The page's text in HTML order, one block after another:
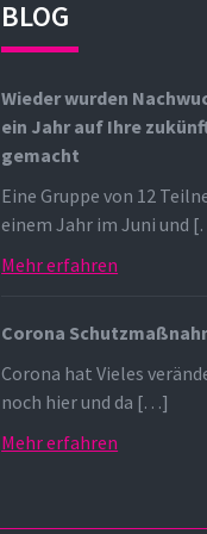
BLOG
Wieder wurden
ein Jahr auf Ihre
gemacht
Eine Gruppe von 12
einem Jahr im Juni und
Mehr erfahren
Corona
Corona hat Vieles
noch hier und da […]
Mehr erfahren